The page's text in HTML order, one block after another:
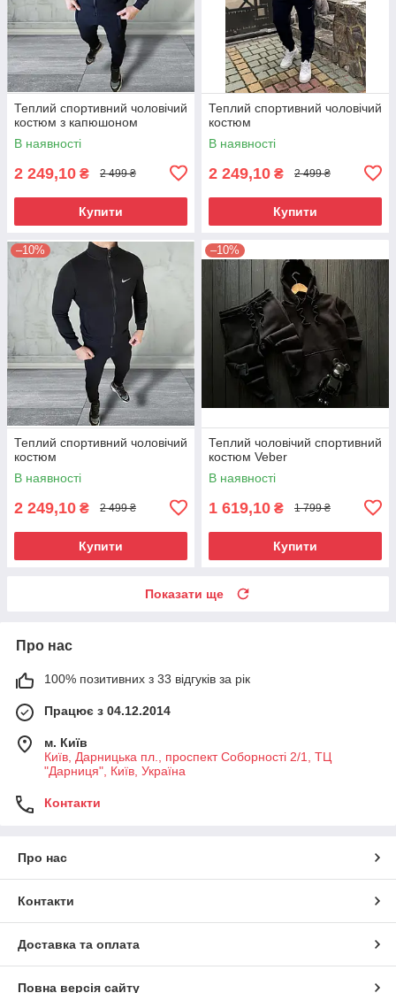
Теплий спортивний чоловічий
костюм з капюшоном
В наявності
2 249,10 ₴ 2 499 ₴
Купити
Теплий спортивний чоловічий
костюм
В наявності
2 249,10 ₴ 2 499 ₴
Купити
–10%
Теплий спортивний чоловічий
костюм
В наявності
2 249,10 ₴ 2 499 ₴
Купити
–10%
Теплий чоловічий спортивний
костюм Veber
В наявності
1 619,10 ₴ 1 799 ₴
Купити
Показати ще
Про нас
100% позитивних з 33 відгуків за рік
Працює з 04.12.2014
м. Київ
Київ, Дарницька пл., проспект Соборності 2/1, ТЦ
"Дарниця", Київ, Україна
Контакти
Про нас
Контакти
Доставка та оплата
Повна версія сайту